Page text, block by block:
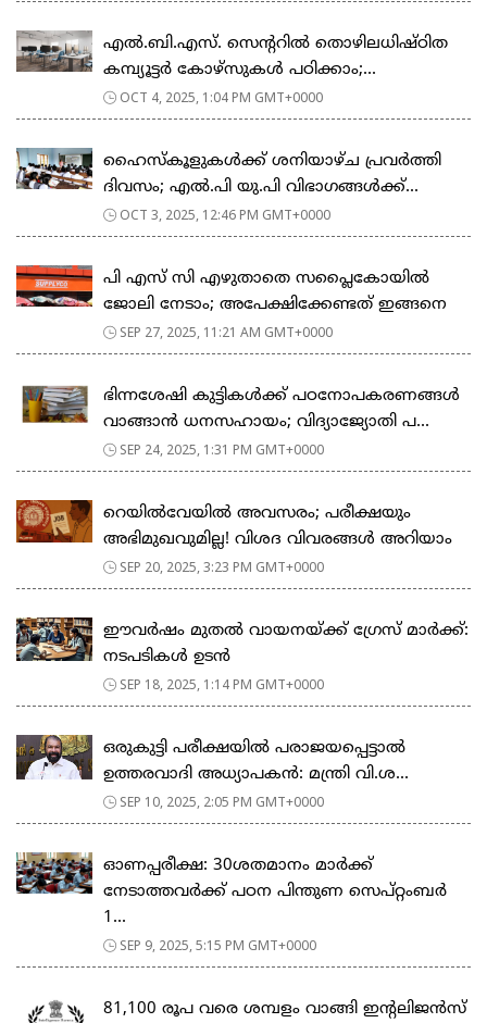
എല്‍.ബി.എസ്. സെന്ററില്‍ തൊഴിലധിഷ്ഠിത
കമ്പ്യൂട്ടർ കോഴ്സുകൾ പഠിക്കാം;...
OCT 4, 2025, 1:04 PM GMT+0000
ഹൈസ്കൂളുകൾക്ക് ശനിയാഴ്ച പ്രവർത്തി
ദിവസം; എൽ.പി യു.പി വിഭാ​ഗങ്ങൾക്ക്...
OCT 3, 2025, 12:46 PM GMT+0000
പി എസ് സി എഴുതാതെ സപ്ലൈകോയിൽ
ജോലി നേടാം; അപേക്ഷിക്കേണ്ടത് ഇങ്ങനെ
SEP 27, 2025, 11:21 AM GMT+0000
ഭിന്നശേഷി കുട്ടികൾക്ക് പഠനോപകരണങ്ങൾ
വാങ്ങാൻ ധനസഹായം; വിദ്യാജ്യോതി പ...
SEP 24, 2025, 1:31 PM GMT+0000
റെയിൽവേയിൽ അവസരം; പരീക്ഷയും
അഭിമുഖവുമില്ല! വിശദ വിവരങ്ങൾ അറിയാം
SEP 20, 2025, 3:23 PM GMT+0000
ഈവർഷം മുതൽ വായനയ്ക്ക് ഗ്രേസ് മാർക്ക്:
നടപടികൾ ഉടൻ
SEP 18, 2025, 1:14 PM GMT+0000
ഒരുകുട്ടി പരീക്ഷയിൽ പരാജയപ്പെട്ടാൽ
ഉത്തരവാദി അധ്യാപകൻ: മന്ത്രി വി.ശ...
SEP 10, 2025, 2:05 PM GMT+0000
ഓണപ്പരീക്ഷ: 30ശതമാനം മാർക്ക്
നേടാത്തവർക്ക് പഠന പിന്തുണ സെപ്റ്റംബർ
1...
SEP 9, 2025, 5:15 PM GMT+0000
81,100 രൂപ വരെ ശമ്പളം വാങ്ങി ഇന്റലിജന്‍സ്